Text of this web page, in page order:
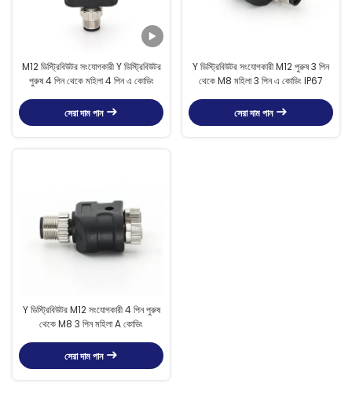
M12 ডিস্ট্রিবিউটর সংযোগকারী Y ডিস্ট্রিবিউটর
পুরুষ 4 পিন থেকে মহিলা 4 পিন এ কোডিং
সেরা দাম পান
Y ডিস্ট্রিবিউটর সংযোগকারী M12 পুরুষ 3 পিন
থেকে M8 মহিলা 3 পিন এ কোডিং IP67
সেরা দাম পান
Y ডিস্ট্রিবিউটর M12 সংযোগকারী 4 পিন পুরুষ
থেকে M8 3 পিন মহিলা A কোডিং
সেরা দাম পান